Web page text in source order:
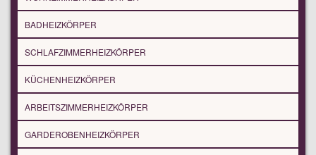
BADHEIZKÖRPER
SCHLAFZIMMERHEIZKÖRPER
KÜCHENHEIZKÖRPER
ARBEITSZIMMERHEIZKÖRPER
GARDEROBENHEIZKÖRPER